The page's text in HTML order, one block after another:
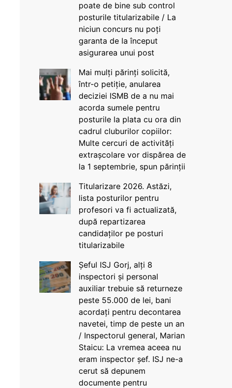
poate de bine sub control
posturile titularizabile / La
niciun concurs nu poți
garanta de la început
asigurarea unui post
Mai mulți părinți solicită,
într-o petiție, anularea
deciziei ISMB de a nu mai
acorda sumele pentru
posturile la plata cu ora din
cadrul cluburilor copiilor:
Multe cercuri de activități
extrașcolare vor dispărea de
la 1 septembrie, spun părinții
Titularizare 2026. Astăzi,
lista posturilor pentru
profesori va fi actualizată,
după repartizarea
candidaților pe posturi
titularizabile
Șeful ISJ Gorj, alți 8
inspectori și personal
auxiliar trebuie să returneze
peste 55.000 de lei, bani
acordați pentru decontarea
navetei, timp de peste un an
/ Inspectorul general, Marian
Staicu: La vremea aceea nu
eram inspector șef. ISJ ne-a
cerut să depunem
documente pentru